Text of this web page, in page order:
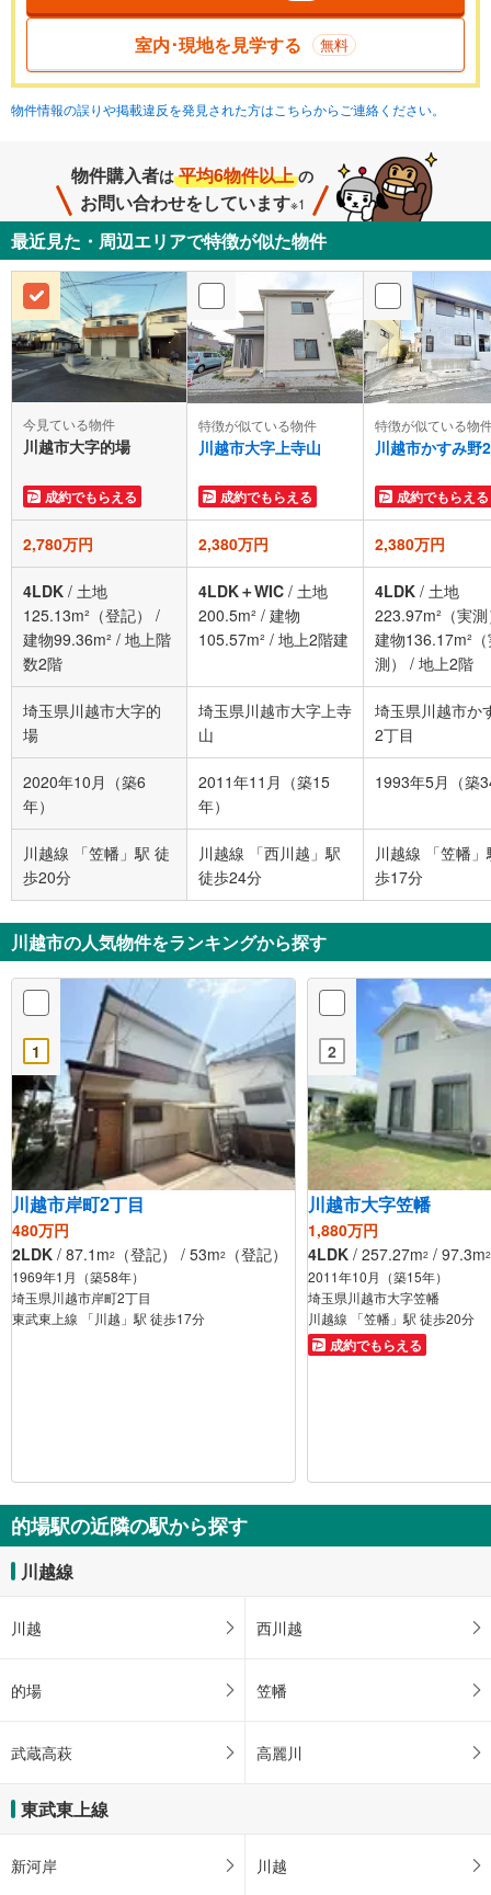
室内･現地を見学する 無料
物件情報の誤りや掲載違反を発見された方はこちらからご連絡ください。
物件購入者は 平均6物件以上 の
お問い合わせをしています※1
最近見た・周辺エリアで特徴が似た物件
今見ている物件
川越市大字的場
成約でもらえる
特徴が似ている物件
川越市大字上寺山
成約でもらえる
特徴が似ている物
川越市かすみ野
成約でもらえる
2,780万円 2,380万円 2,380万円
4LDK / 土地
125.13m²（登記）
/
建物99.36m² / 地上階
数2階
4LDK＋WIC / 土地
200.5m² / 建物
105.57m² / 地上2階建
4LDK / 土地
223.97m²（実
建物136.17m²
測）
/ 地上2階
埼玉県川越市大字的
場
埼玉県川越市大字上寺
山
埼玉県川越市か
2丁目
2020年10月（築6
年）
2011年11月（築15
年）
1993年5月（築
川越線 「笠幡」駅 徒
歩20分
川越線 「西川越」駅
徒歩24分
川越線 「笠幡
歩17分
川越市の人気物件をランキングから探す
1
川越市岸町2丁目
480万円
2LDK / 87.1m2 （登記） / 53m2 （登記）
1969年1月（築58年）
埼玉県川越市岸町2丁目
東武東上線 「川越」駅 徒歩17分
2
川越市大字笠幡
1,880万円
4LDK / 257.27m2 / 97.3m2
2011年10月（築15年）
埼玉県川越市大字笠幡
川越線 「笠幡」駅 徒歩20分
成約でもらえる
的場駅の近隣の駅から探す
川越線
川越 西川越
的場 笠幡
武蔵高萩 高麗川
東武東上線
新河岸 川越